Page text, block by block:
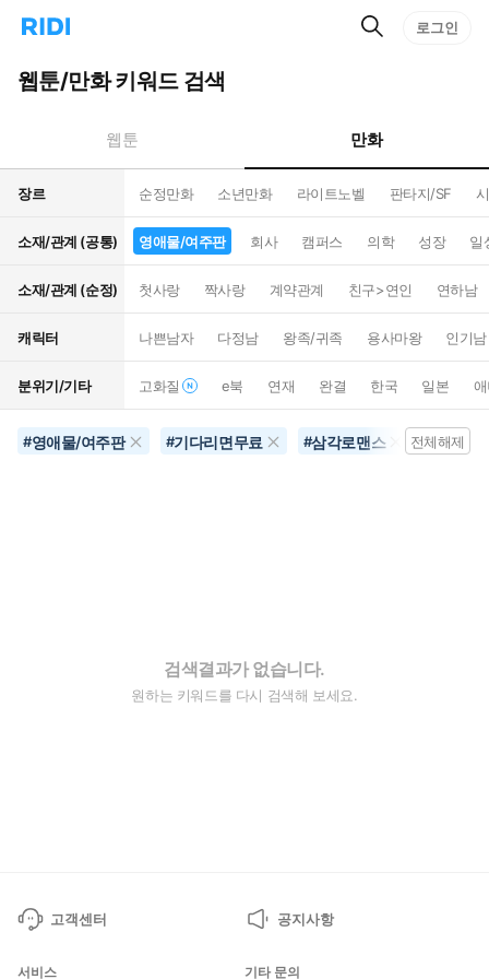
리
홈
으
턴
트
검
로그인
웹툰/만화 키워드 검색
웹툰 만화
장르 순정만화 소년만화 라이트노벨 판타지/SF
소재/관계 (공통) 영애물/여주판 회사 캠퍼스 의학 성장 일
소재/관계 (순정) 첫사랑 짝사랑 계약관계 친구>연인 연하남
캐릭터 나쁜남자 다정남 왕족/귀족 용사마왕 인기남
분위기/기타 고화질 e북 연재 완결 한국 일본
#영애물/여주판 #기다리면무료 #삼각로맨스 #연예계
전체해제
검색결과가 없습니다.
원하는 키워드를 다시 검색해 보세요.
고객센터 공지사항
서비스 기타 문의